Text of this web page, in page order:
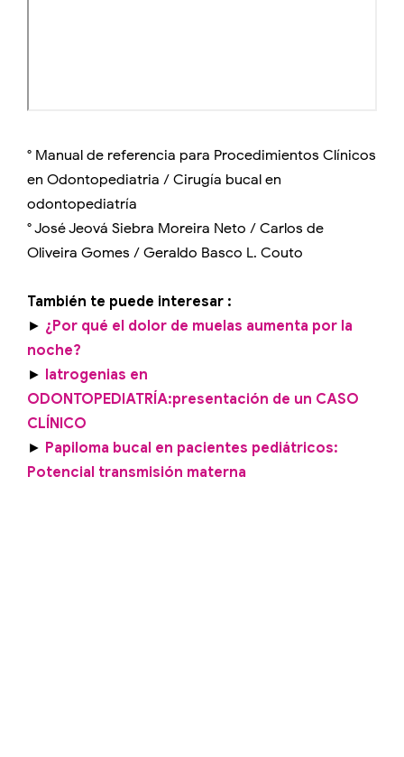
° Manual de referencia para Procedimientos Clínicos
en Odontopediatria / Cirugía bucal en
odontopediatría
° José Jeová Siebra Moreira Neto / Carlos de
Oliveira Gomes / Geraldo Basco L. Couto
También te puede interesar :
► ¿Por qué el dolor de muelas aumenta por la
noche?
► Iatrogenias en
ODONTOPEDIATRÍA:presentación de un CASO
CLÍNICO
► Papiloma bucal en pacientes pediátricos:
Potencial transmisión materna